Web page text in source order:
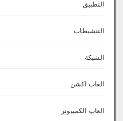
التطبيق
التنشيطات
الشبكة
العاب اكشن
العاب الكمبيوتر